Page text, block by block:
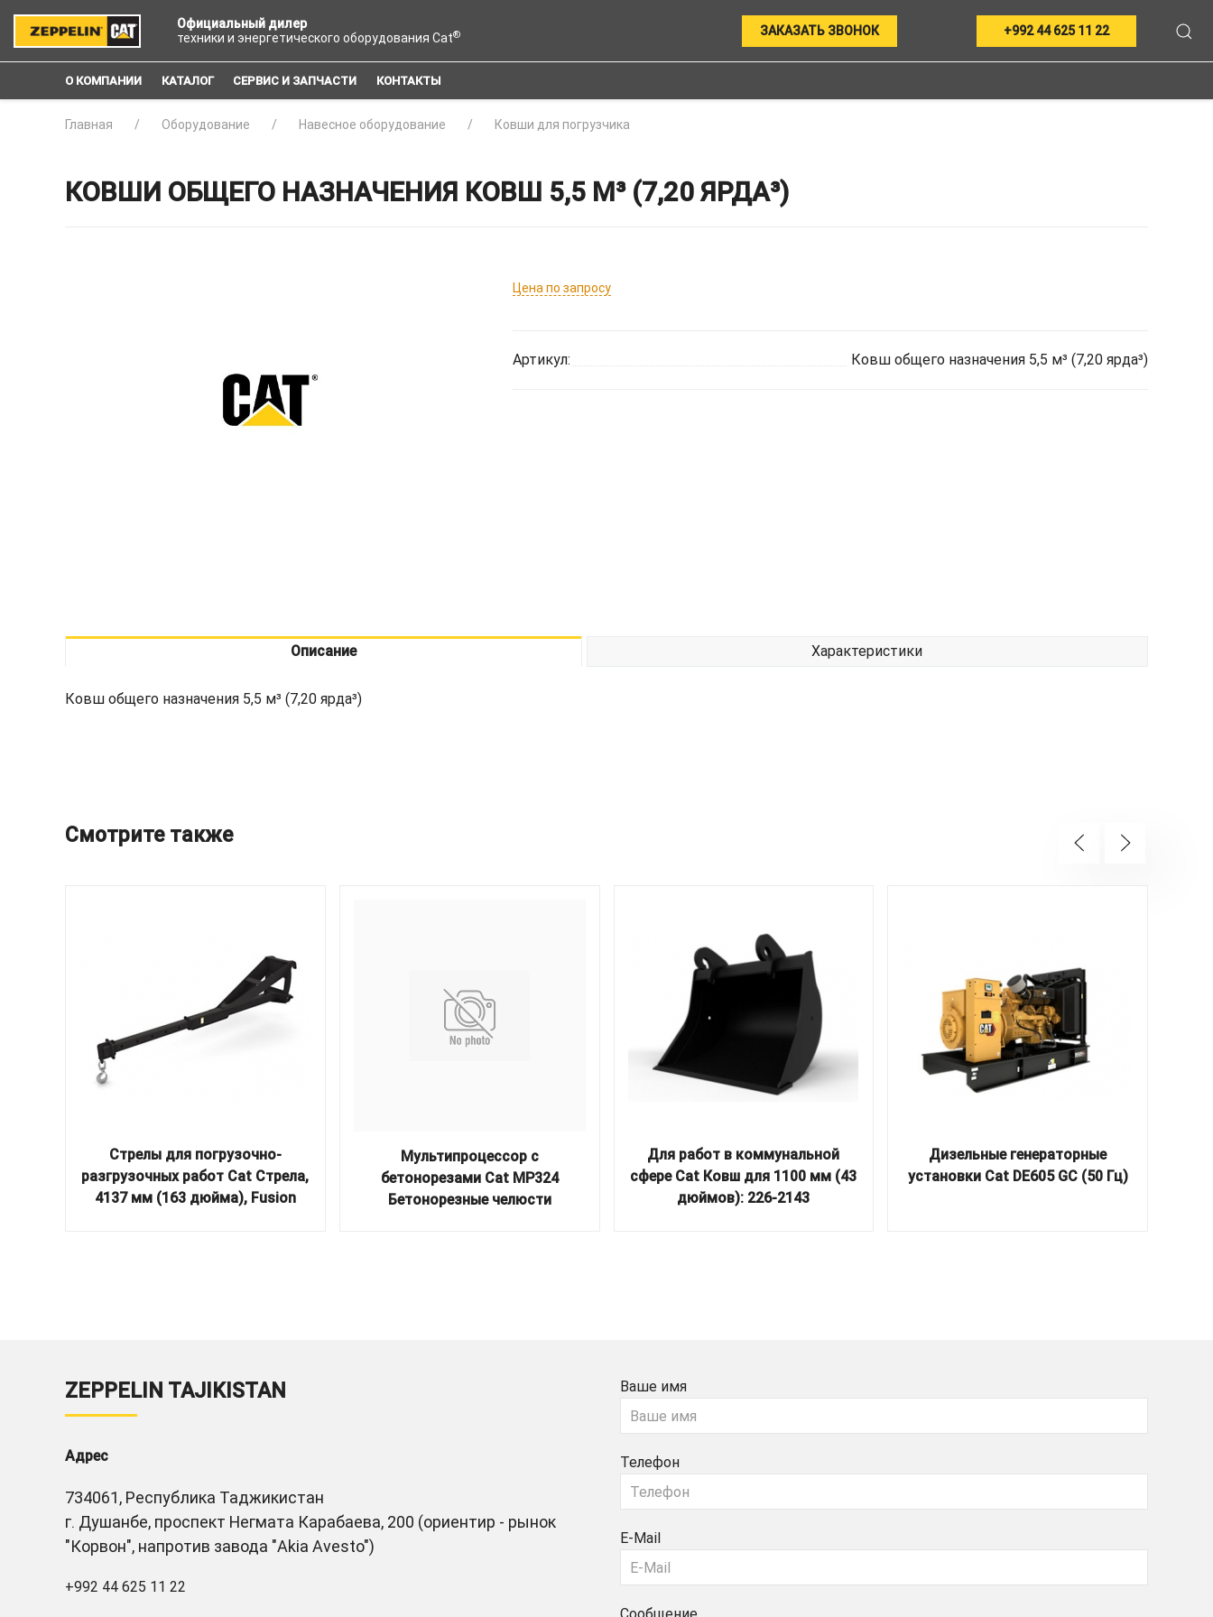
Официальный дилер
техники и энергетического оборудования Cat® ЗАКАЗАТЬ ЗВОНОК +992 44 625 11 22
О КОМПАНИИ КАТАЛОГ СЕРВИС И ЗАПЧАСТИ КОНТАКТЫ
Главная Оборудование Навесное оборудование Ковши для погрузчика
КОВШИ ОБЩЕГО НАЗНАЧЕНИЯ КОВШ 5,5 М³ (7,20 ЯРДА³)
Цена по запросу
Артикул: Ковш общего назначения 5,5 м³ (7,20 ярда³)
Описание Характеристики
Ковш общего назначения 5,5 м³ (7,20 ярда³)
Смотрите также
Стрелы для погрузочно-
разгрузочных работ Cat Стрела,
4137 мм (163 дюйма), Fusion
Мультипроцессор с
бетонорезами Cat MP324
Бетонорезные челюсти
Для работ в коммунальной
сфере Cat Ковш для 1100 мм (43
дюймов): 226-2143
Дизельные генераторные
установки Cat DE605 GC (50 Гц)
ZEPPELIN TAJIKISTAN
Адрес
734061, Республика Таджикистан
г. Душанбе, проспект Негмата Карабаева, 200 (ориентир - рынок
"Корвон", напротив завода "Akia Avesto")
+992 44 625 11 22
Ваше имя
Телефон
E-Mail